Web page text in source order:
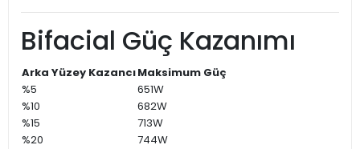
Bifacial Güç Kazanımı
Arka Yüzey KazancıMaksimum Güç
%5
651W
%10
682W
%15
713W
%20
744W